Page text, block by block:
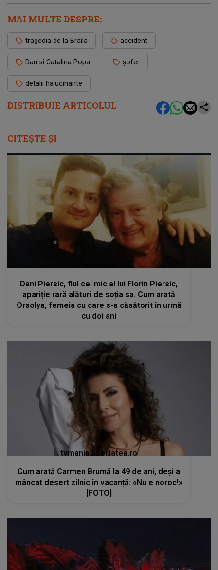
DISTRIBUIE ARTICOLUL
MAI MULTE DESPRE:
tragedia de la Braila accident
Dan si Catalina Popa șofer
detalii halucinante
CITEȘTE ȘI
Dani Piersic, fiul cel mic al lui Florin Piersic,
apariție rară alături de soția sa. Cum arată
Orsolya, femeia cu care s-a căsătorit în urmă
cu doi ani
tvmania.libertatea.ro
Cum arată Carmen Brumă la 49 de ani, deși a
mâncat desert zilnic în vacanță: «Nu e noroc!»
[FOTO]